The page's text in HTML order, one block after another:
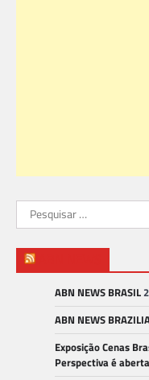
Pesquisar
por:
ABN NEWS BRASIL
ABN NEWS
Exposição Cenas
Perspectiva é